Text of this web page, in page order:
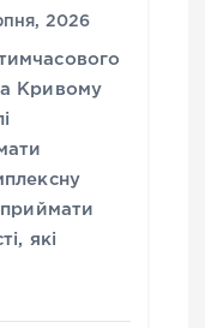
2026
Кривому
приймати
які